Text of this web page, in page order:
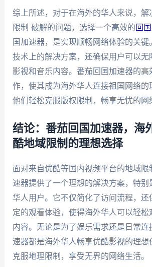
综上所述，对于在海外的华人来说，解
限制 破解的问题，选择一个高效的回
国加速器，是实现顺畅网络体验的关键
技术上的解决方案，还确保用户可以无
影视和音乐内容。番茄回国加速器的高
作，使其成为海外华人连接祖国网络的
他们轻松克服版权限制，畅享无忧的网
结论：番茄回国加速器，海
酷地域限制的理想选择
面对来自优酷等国内视频平台的地域限
速器提供了一个理想的解决方案，特别
华人用户。它不仅简化了访问流程，还
定的观看体验，使得海外华人可以轻松
内容。无论是为了娱乐需求还是日常连
速器都是海外华人畅享优酷影视的理想
克服地理限制，享受无界的网络生活。